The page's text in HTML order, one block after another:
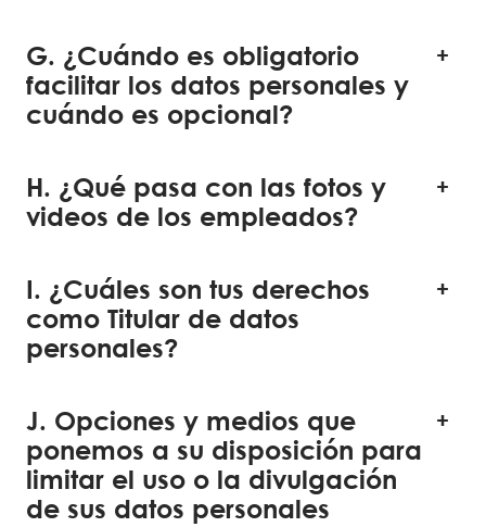
G. ¿Cuándo es obligatorio
facilitar los datos personales y
cuándo es opcional?
H. ¿Qué pasa con las fotos y
videos de los empleados?
I. ¿Cuáles son tus derechos
como Titular de datos
personales?
J. Opciones y medios que
ponemos a su disposición para
limitar el uso o la divulgación
de sus datos personales